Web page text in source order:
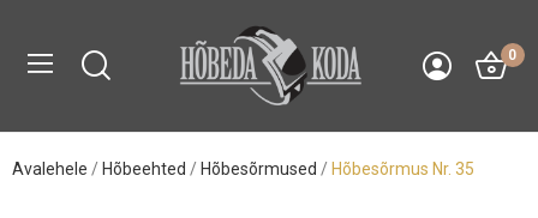
0
Avalehele Hõbeehted Hõbesõrmused Hõbesõrmus Nr. 35